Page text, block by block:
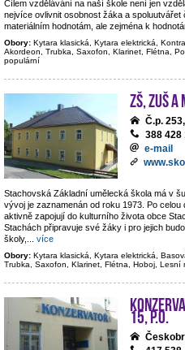
Cílem vzdělávání na naší škole není jen
nejvíce ovlivnit osobnost žáka a
materiálním hodnotám, ale zejména k
Obory: Kytara klasická, Kytara elektrická,
Akordeon, Trubka, Saxofon, Klarinet, Flétna,
populární
ZŠ, ZUŠ
Č.p.
388 428
e-mail
Stachovská Základní umělecká škola má v
vývoj je zaznamenán od roku 1973. Po
aktivně zapojují do kulturního života obce
Stachách připravuje své žáky i pro jejich
školy,
více
Obory: Kytara klasická, Kytara elektrická,
Trubka, Saxofon, Klarinet, Flétna, Hoboj, Lesní
15, p.o.